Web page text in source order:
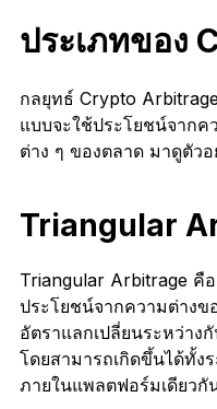
ประเภทของ
กลยุทธ์ Crypto
แบบจะใช้ประโยชน์จากค
ต่าง ๆ ของตลาด มาดูตัว
Triangular
Triangular Arbitrage คื
ประโยชน์จากความต่างข
อัตราแลกเปลี่ยนระหว่า
โดยสามารถเกิดขึ้นได้ทั้ง
ภายในแพลตฟอร์มเดียวกั